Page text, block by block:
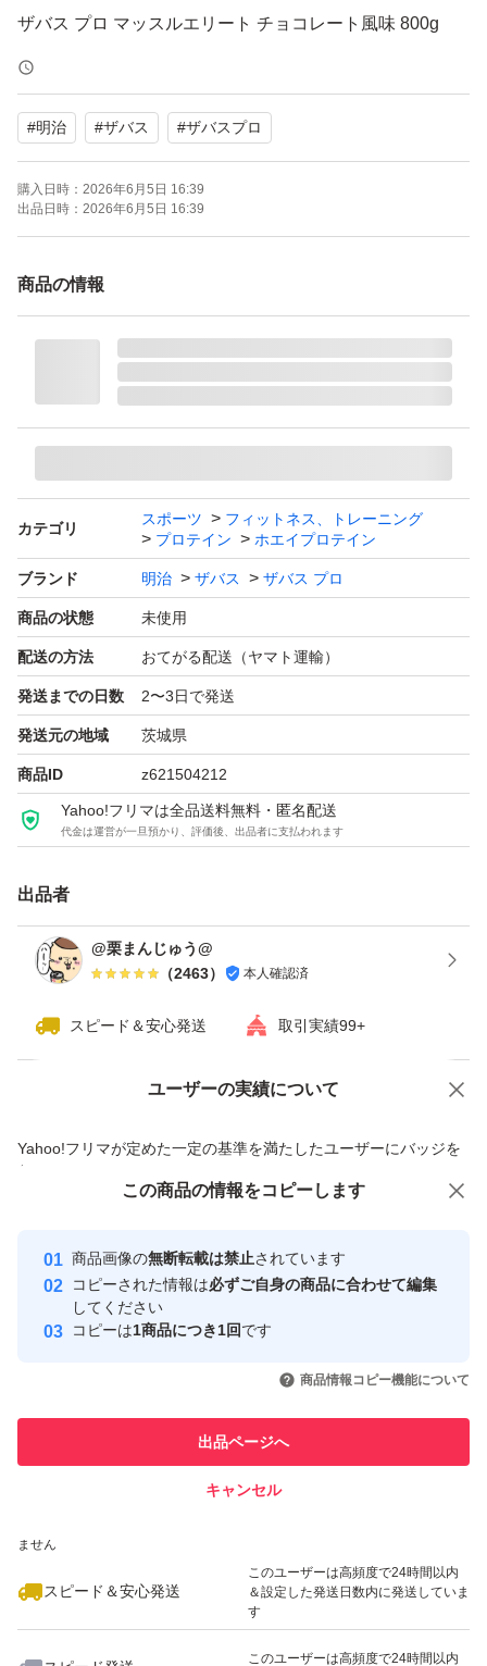
ザバス プロ マッスルエリート チョコレート風味 800g
#明治 #ザバス #ザバスプロ
購入日時： 2026年6月5日 16:39
出品日時： 2026年6月5日 16:39
商品の情報
カテゴリ
スポーツ
フィットネス、トレーニング
プロテイン
ホエイプロテイン
ブランド 明治 ザバス ザバス プロ
商品の状態 未使用
配送の方法 おてがる配送（ヤマト運輸）
発送までの日数 2〜3日で発送
発送元の地域 茨城県
商品ID z621504212
Yahoo!フリマは全品送料無料・匿名配送
代金は運営が一旦預かり、評価後、出品者に支払われます
出品者
@栗まんじゅう@
（2463） 本人確認済
スピード＆安心発送 取引実績99+
ユーザーの実績について
Yahoo!フリマが定めた一定の基準を満たしたユーザーにバッジを
付与しています
安心取引出品者
心・安全なユーザーです
取引実績
引を完了させた実績があります
での取引実績があります
ません
スピード＆安心発送
このユーザーは高頻度で24時間以内
＆設定した発送日数内に発送していま
す
このユーザーは高頻度で24時間以内
価格の相談 商品への質問
この商品の情報をコピーします
商品画像の無断転載は禁止されています
コピーされた情報は必ずご自身の商品に合わせて編集
してください
コピーは1商品につき1回です
商品情報コピー機能について
出品ページへ
キャンセル
この商品をみている人にオススメ